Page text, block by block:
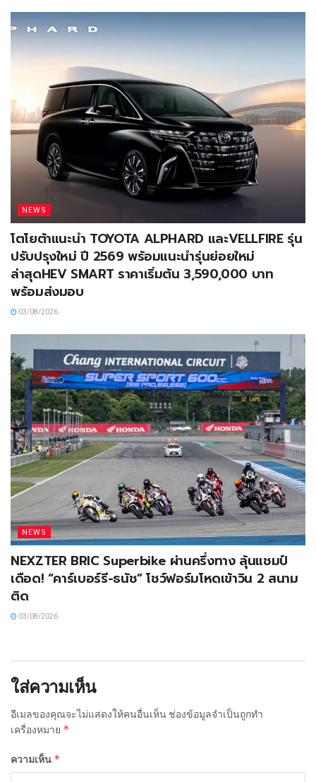
NEWS
โตโยต้าแนะนำ TOYOTA ALPHARD และVELLFIRE รุ่น
ปรับปรุงใหม่ ปี 2569 พร้อมแนะนำรุ่นย่อยใหม่
ล่าสุดHEV SMART ราคาเริ่มต้น 3,590,000 บาท
พร้อมส่งมอบ
03/08/2026
NEWS
NEXZTER BRIC Superbike ผ่านครึ่งทาง ลุ้นแชมป์
เดือด! “คาร์เบอร์รี-ธนัช” โชว์ฟอร์มโหดเข้าวิน 2 สนาม
ติด
03/08/2026
ใส่ความเห็น
อีเมลของคุณจะไม่แสดงให้คนอื่นเห็น ช่องข้อมูลจำเป็นถูกทำ
เครื่องหมาย *
ความเห็น *